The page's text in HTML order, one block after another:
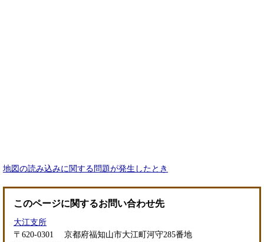
地図の読み込みに関する問題が発生したとき
このページに関するお問い合わせ先
大江支所
〒620-0301
京都府福知山市大江町河守285番地